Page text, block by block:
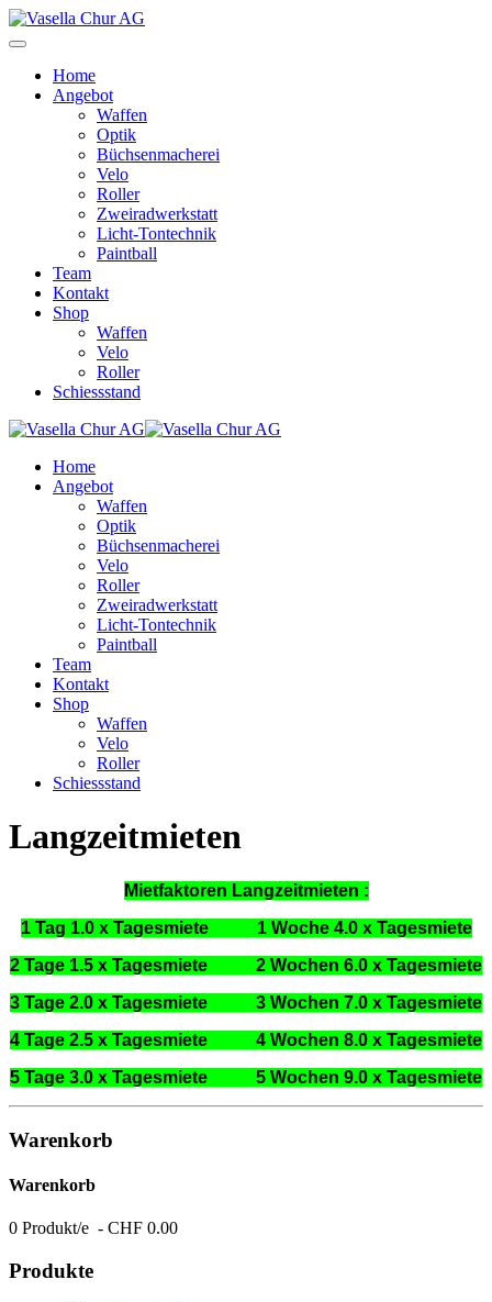
Home
Angebot
Waffen
Optik
Büchsenmacherei
Velo
Roller
Zweiradwerkstatt
Licht-Tontechnik
Paintball
Team
Kontakt
Shop
Waffen
Velo
Roller
Schiessstand
Home
Angebot
Waffen
Optik
Büchsenmacherei
Velo
Roller
Zweiradwerkstatt
Licht-Tontechnik
Paintball
Team
Kontakt
Shop
Waffen
Velo
Roller
Schiessstand
Langzeitmieten
Mietfaktoren Langzeitmieten :
1 Tag 1.0 x Tagesmiete 1 Woche 4.0 x Tagesmiete
2 Tage 1.5 x Tagesmiete 2 Wochen 6.0 x Tagesmiete
3 Tage 2.0 x Tagesmiete 3 Wochen 7.0 x Tagesmiete
4 Tage 2.5 x Tagesmiete 4 Wochen 8.0 x Tagesmiete
5 Tage 3.0 x Tagesmiete 5 Wochen 9.0 x Tagesmiete
Warenkorb
Warenkorb
0 Produkt/e - CHF 0.00
Produkte